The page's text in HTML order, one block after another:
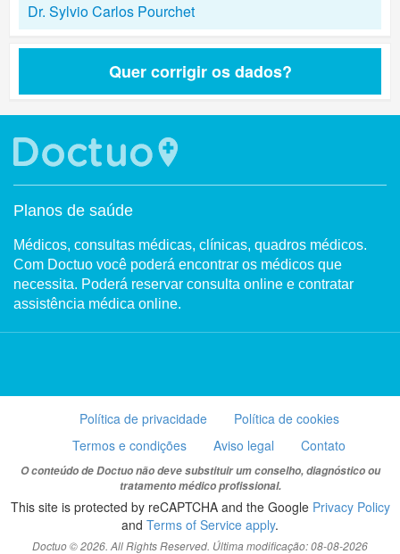
Dr. Sylvio Carlos Pourchet
Quer corrigir os dados?
Planos de saúde
Médicos, consultas médicas, clínicas, quadros médicos.
Com Doctuo você poderá encontrar os médicos que
necessita. Poderá reservar consulta online e contratar
assistência médica online.
Política de privacidade
Política de cookies
Termos e condições
Aviso legal Contato
O conteúdo de Doctuo não deve substituir um conselho, diagnóstico ou
tratamento médico profissional.
This site is protected by reCAPTCHA and the Google Privacy Policy
and Terms of Service apply.
Doctuo © 2026. All Rights Reserved. Última modificação: 08-08-2026